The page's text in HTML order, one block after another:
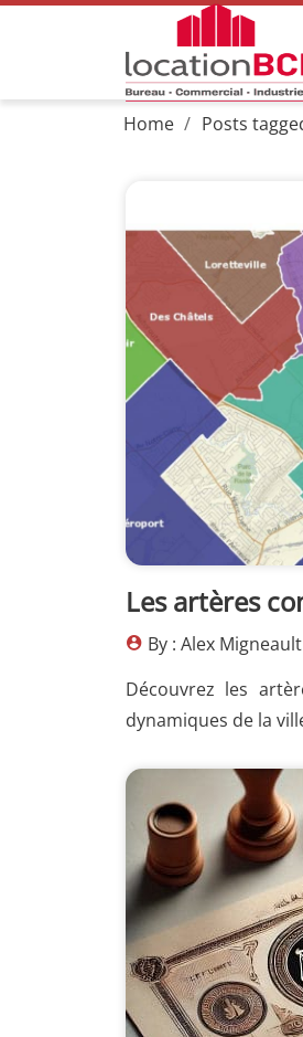
Home Posts
Les artères
By : Alex Migneault
Découvrez les
dynamiques de la